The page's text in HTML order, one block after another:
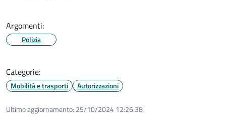
Argomenti:
Polizia
Categorie:
Mobilità e trasporti Autorizzazioni
Ultimo aggiornamento: 25/10/2024 12:26.38